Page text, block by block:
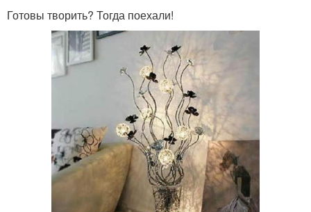
Готовы творить? Тогда поехали!